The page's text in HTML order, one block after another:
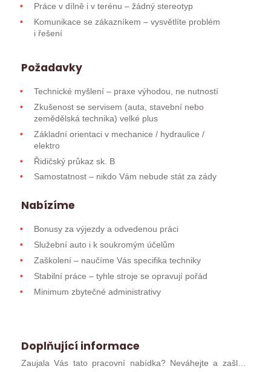
Práce v dílně i v terénu – žádný stereotyp
Komunikace se zákazníkem – vysvětlíte problém
i řešení
Požadavky
Technické myšlení – praxe výhodou, ne nutností
Zkušenost se servisem (auta, stavební nebo
zemědělská technika) velké plus
Základní orientaci v mechanice / hydraulice /
elektro
Řidičský průkaz sk. B
Samostatnost – nikdo Vám nebude stát za zády
Nabízíme
Bonusy za výjezdy a odvedenou práci
Služební auto i k soukromým účelům
Zaškolení – naučíme Vás specifika techniky
Stabilní práce – tyhle stroje se opravují pořád
Minimum zbytečné administrativy
Doplňující informace
Zaujala Vás tato pracovní nabídka? Neváhejte a zašlete